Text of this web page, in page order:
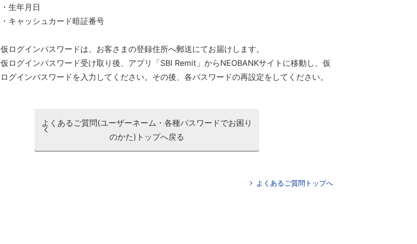
・生年月日
・キャッシュカード暗証番号
仮ログインパスワードは、お客さまの登録住所へ郵送にてお届けします。
仮ログインパスワード受け取り後、アプリ「SBI Remit」からNEOBANKサイトに移動し、仮
ログインパスワードを入力してください。その後、各パスワードの再設定をしてください。
よくあるご質問(ユーザーネーム・各種パスワードでお困り
のかた)トップへ戻る
よくあるご質問トップへ